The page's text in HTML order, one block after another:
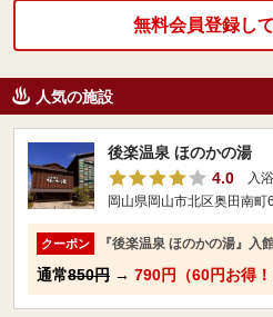
無料会員登録し
人気の施設
後楽温泉 ほのかの湯
4.0
入
岡山県岡山市北区奥田南町
クーポン 『後楽温泉 ほのかの湯』入
通常850円 → 790円（60円お得！